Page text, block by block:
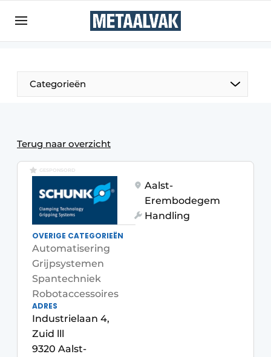
Bedrijven
Contact
Eigen content aanleveren
Evenement aanmelden
Meest gelezen
Nieuwsbrief
Podcasts
Privacy / Cookie statement
Vacature aanmelden
Vacatures
Video’s
Categorieën
Terug naar overzicht
GESPONSORD
Aalst-
Erembodegem
Handling
OVERIGE CATEGORIEËN
Automatisering
Grijpsystemen
Spantechniek
Robotaccessoires
ADRES
Industrielaan 4,
Zuid lll
9320 Aalst-